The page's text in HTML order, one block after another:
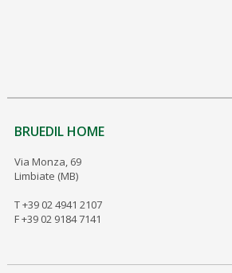
BRUEDIL HOME
Via Monza, 69
Limbiate (MB)
T +39 02 4941 2107
F +39 02 9184 7141